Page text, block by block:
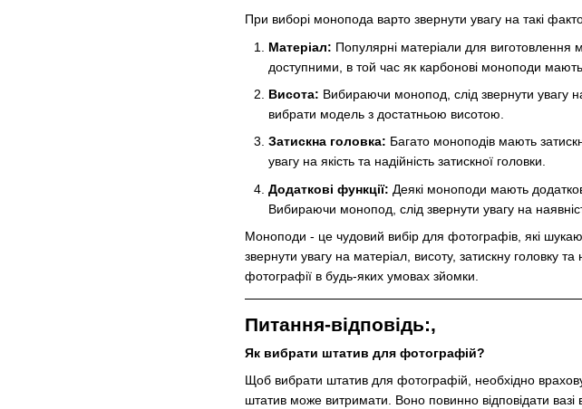
При виборі монопода варто звернути увагу на такі
Матеріал: Популярні матеріали для виготовлення
доступними, в той час як карбонові моноподи мають
Висота: Вибираючи монопод, слід звернути увагу
вибрати модель з достатньою висотою.
Затискна головка: Багато моноподів мають
увагу на якість та надійність затискної головки.
Додаткові функції: Деякі моноподи мають
Вибираючи монопод, слід звернути увагу на
Моноподи - це чудовий вибір для фотографів, які
звернути увагу на матеріал, висоту, затискну головку
фотографії в будь-яких умовах зйомки.
Питання-відповідь:,
Як вибрати штатив для фотографій?
Щоб вибрати штатив для фотографій, необхідно
штатив може витримати. Воно повинно відповідати